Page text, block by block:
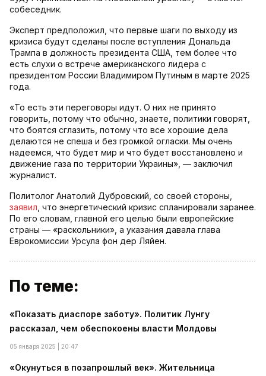
собеседник.
Эксперт предположил, что первые шаги по выходу из
кризиса будут сделаны после вступления Дональда
Трампа в должность президента США, тем более что
есть слухи о встрече американского лидера с
президентом России Владимиром Путиным в марте 2025
года.
«То есть эти переговоры идут. О них не принято
говорить, потому что обычно, знаете, политики говорят,
что боятся сглазить, потому что все хорошие дела
делаются не спеша и без громкой огласки. Мы очень
надеемся, что будет мир и что будет восстановлено и
движение газа по территории Украины», — заключил
журналист.
Политолог Анатолий Дубровский, со своей стороны,
заявил , что энергетический кризис спланировали заранее.
По его словам, главной его целью были европейские
страны — «раскольники», а указания давала глава
Еврокомиссии Урсула фон дер Ляйен.
По теме:
«Показать диаспоре заботу». Политик Лунгу
рассказал, чем обеспокоены власти Молдовы
05 января 2025 | 20:47
«Окунуться в позапрошлый век». Жительница